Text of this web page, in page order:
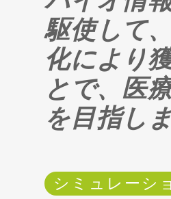
駆使して
化により
とで、医
を目指しま
シミュレーシ